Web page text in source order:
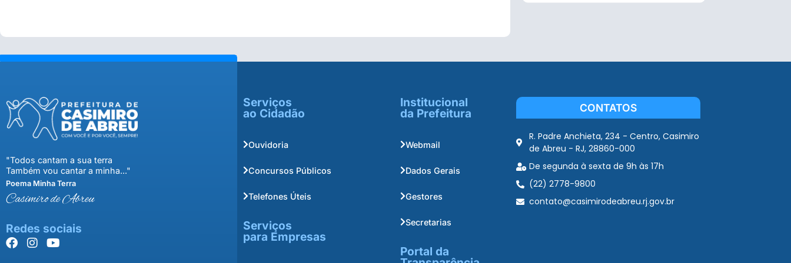
"Todos cantam a sua terra
Também vou cantar a minha..."
Poema Minha Terra
Casimiro de Abreu
Redes sociais
Serviços
ao Cidadão
Ouvidoria
Concursos Públicos
Telefones Úteis
Serviços
para Empresas
Institucional
da Prefeitura
Webmail
Dados Gerais
Gestores
Secretarias
Portal da
CONTATOS
R. Padre Anchieta, 234 - Centro, Casimiro
de Abreu - RJ, 28860-000
De segunda à sexta de 9h às 17h
(22) 2778-9800
contato@casimirodeabreu.rj.gov.br